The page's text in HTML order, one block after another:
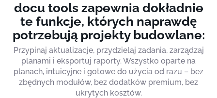
docu tools zapewnia dokładnie
te funkcje, których naprawdę
potrzebują projekty budowlane:
Przypinaj aktualizacje, przydzielaj zadania, zarządzaj
planami i eksportuj raporty. Wszystko oparte na
planach, intuicyjne i gotowe do użycia od razu – bez
zbędnych modułów, bez dodatków premium, bez
ukrytych kosztów.